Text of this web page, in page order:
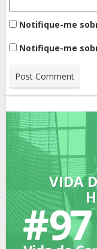
Notifique-me
Notifique-me
VIDA